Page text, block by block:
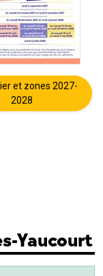
et zones 2027-
2028
Yaucourt